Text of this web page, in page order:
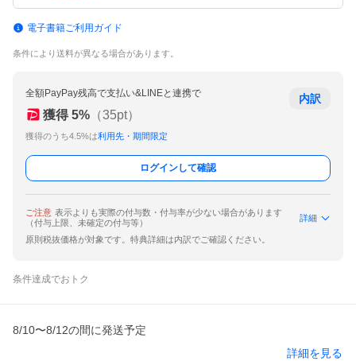
電子書籍ご利用ガイド
条件により送料が異なる場合があります。
全額PayPay残高で支払い&LINEと連携で
獲得 5% （35pt）
獲得のうち4.5%は利用先・期間限定
内訳
ログインして確認
ご注意 表示よりも実際の付与数・付与率が少ない場合があります
（付与上限、未確定の付与等）
詳細
原則税抜価格が対象です。特典詳細は内訳でご確認ください。
条件達成でおトク
8/10〜8/12の間に発送予定
詳細を見る